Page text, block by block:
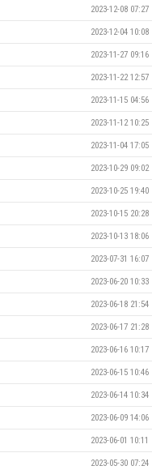
2023-12-08 07:27
2023-12-04 10:08
2023-11-27 09:16
2023-11-22 12:57
2023-11-15 04:56
2023-11-12 10:25
2023-11-04 17:05
2023-10-29 09:02
2023-10-25 19:40
2023-10-15 20:28
2023-10-13 18:06
2023-07-31 16:07
2023-06-20 10:33
2023-06-18 21:54
2023-06-17 21:28
2023-06-16 10:17
2023-06-15 10:46
2023-06-14 10:34
2023-06-09 14:06
2023-06-01 10:11
2023-05-30 07:24